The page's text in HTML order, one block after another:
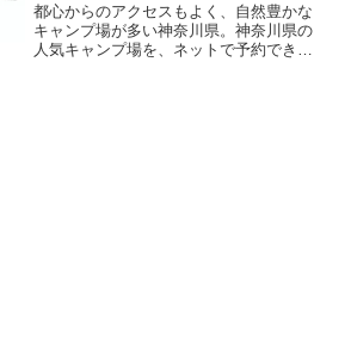
都心からのアクセスもよく、自然豊かな
キャンプ場が多い神奈川県。神奈川県の
人気キャンプ場を、ネットで予約できる